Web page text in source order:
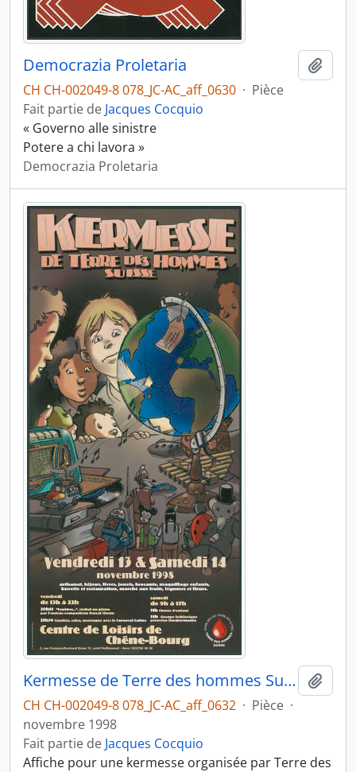
Democrazia Proletaria
CH CH-002049-8 078_JC-AC_aff_0630 · Pièce
Fait partie de Jacques Cocquio
« Governo alle sinistre
Potere a chi lavora »
Democrazia Proletaria
Kermesse de Terre des hommes Suisse
CH CH-002049-8 078_JC-AC_aff_0632 · Pièce ·
novembre 1998
Fait partie de Jacques Cocquio
Affiche pour une kermesse organisée par Terre des